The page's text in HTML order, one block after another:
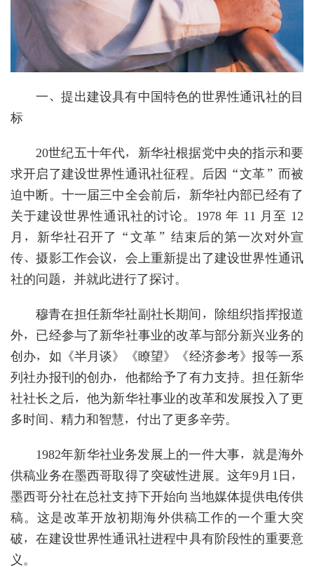
一、提出建设具有中国特色的世界性通讯社的目
标
20世纪五十年代，新华社根据党中央的指示和要
求开启了建设世界性通讯社征程。后因“文革”而被
迫中断。十一届三中全会前后，新华社内部已经有了
关于建设世界性通讯社的讨论。1978 年 11 月至 12
月，新华社召开了“文革”结束后的第一次对外宣
传、摄影工作会议，会上重新提出了建设世界性通讯
社的问题，并就此进行了探讨。
穆青在担任新华社副社长期间，除组织指挥报道
外，已经参与了新华社事业的改革与部分新兴业务的
创办，如《半月谈》《瞭望》《经济参考》报等一系
列社办报刊的创办，他都给予了有力支持。担任新华
社社长之后，他为新华社事业的改革和发展投入了更
多时间、精力和智慧，付出了更多辛劳。
1982年新华社业务发展上的一件大事，就是海外
供稿业务在墨西哥取得了突破性进展。这年9月1日，
墨西哥分社在总社支持下开始向当地媒体提供电传供
稿。这是改革开放初期海外供稿工作的一个重大突
破，在建设世界性通讯社进程中具有阶段性的重要意
义。